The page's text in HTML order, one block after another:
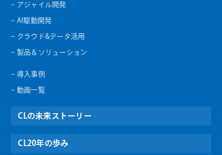
– アジャイル開発
– AI駆動開発
– クラウド&データ活用
– 製品＆ソリューション
– 導入事例
– 動画一覧
CLの未来ストーリー
CL20年の歩み